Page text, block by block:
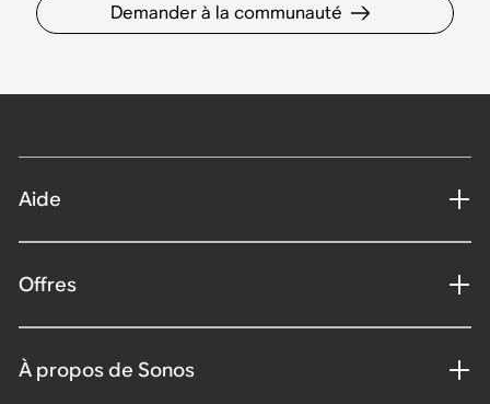
Demander à la communauté
Aide
Offres
À propos de Sonos